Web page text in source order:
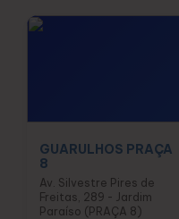
GUARULHOS PRAÇA
8
Av. Silvestre Pires de
Freitas, 289 - Jardim
Paraíso (PRAÇA 8)